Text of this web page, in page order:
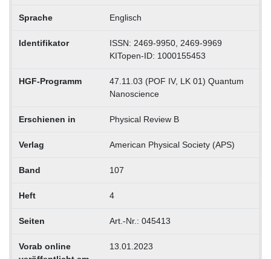
Sprache Englisch
Identifikator
ISSN: 2469-9950, 2469-9969
KITopen-ID: 1000155453
HGF-Programm
47.11.03 (POF IV, LK 01) Quantum
Nanoscience
Erschienen in Physical Review B
Verlag American Physical Society (APS)
Band 107
Heft 4
Seiten Art.-Nr.: 045413
Vorab online
13.01.2023